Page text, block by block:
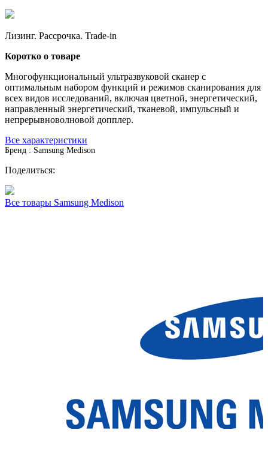
Лизинг. Рассрочка. Trade-in
Коротко о товаре
Многофункциональный ультразвуковой сканер с
оптимальным набором функций и режимов сканирования для
всех видов исследований, включая цветной, энергетический,
направленный энергетический, тканевой, импульсный и
непрерывноволновой допплер.
Все характеристики
Бренд : Samsung Medison
Поделиться:
Все товары Samsung Medison